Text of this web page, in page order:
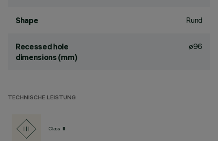
Shape Rund
Recessed hole
dimensions (mm)
ø96
TECHNISCHE LEISTUNG
Class III